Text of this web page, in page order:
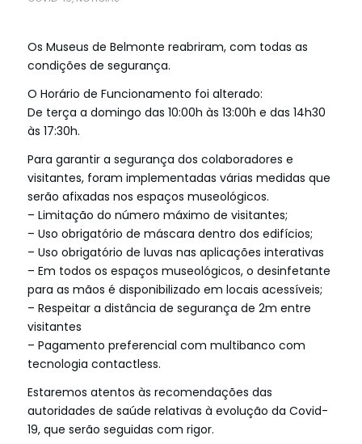
Os Museus de Belmonte reabriram, com todas as
condições de segurança.
O Horário de Funcionamento foi alterado:
De terça a domingo das 10:00h às 13:00h e das 14h30
às 17:30h.
Para garantir a segurança dos colaboradores e
visitantes, foram implementadas várias medidas que
serão afixadas nos espaços museológicos.
– Limitação do número máximo de visitantes;
– Uso obrigatório de máscara dentro dos edifícios;
– Uso obrigatório de luvas nas aplicações interativas
– Em todos os espaços museológicos, o desinfetante
para as mãos é disponibilizado em locais acessíveis;
– Respeitar a distância de segurança de 2m entre
visitantes
– Pagamento preferencial com multibanco com
tecnologia contactless.
Estaremos atentos às recomendações das
autoridades de saúde relativas à evolução da Covid-
19, que serão seguidas com rigor.